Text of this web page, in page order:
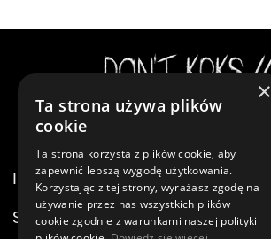
wariantów.
Opcje
wybrać
na
stronie
produktu
wiele
wariantów.
Opcje
wybrać
na
stronie
produktu
Instagram
INFORMACJE
STREFA KLIENTA
×
Ta strona używa plików
cookie
Ta strona korzysta z plików cookie, aby
zapewnić lepszą wygodę użytkowania.
Korzystając z tej strony, wyrażasz zgodę na
używanie przez nas wszystkich plików
cookie zgodnie z warunkami naszej polityki